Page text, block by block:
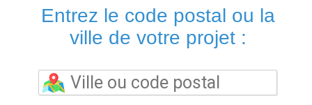
Entrez le code postal ou la
ville de votre projet :